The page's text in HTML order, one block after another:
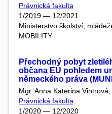
Právnická fakulta
1/2019 — 12/2021
Ministerstvo školství,
MOBILITY
Přechodný pobyt
občana EU pohledem
německého práva
Mgr. Anna Katerina Vintrová,
Právnická fakulta
1/2020 — 12/2020